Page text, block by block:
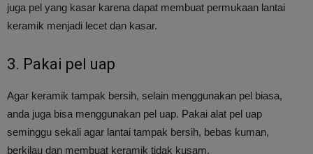
juga pel yang kasar karena dapat membuat permukaan lantai
keramik menjadi lecet dan kasar.
3. Pakai pel uap
Agar keramik tampak bersih, selain menggunakan pel biasa,
anda juga bisa menggunakan pel uap. Pakai alat pel uap
seminggu sekali agar lantai tampak bersih, bebas kuman,
berkilau dan membuat keramik tidak kusam.